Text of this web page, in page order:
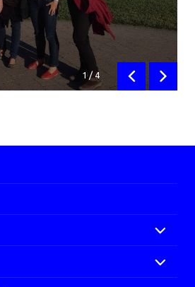
1/ 4
Anterior